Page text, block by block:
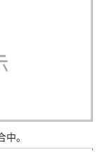
。